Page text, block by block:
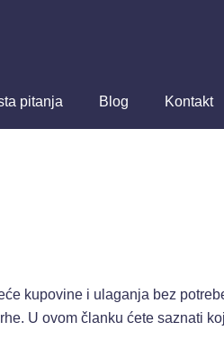
pitanja Blog Kontakt
kupovine i ulaganja bez
U ovom članku ćete saznati